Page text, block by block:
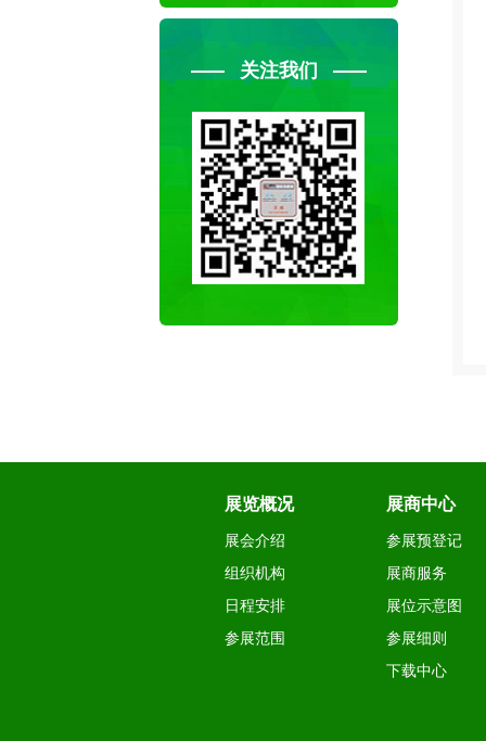
关注我们
展览概况
展会介绍
组织机构
日程安排
参展范围
展商中心
参展预登记
展商服务
展位示意图
参展细则
下载中心
微信18516018928